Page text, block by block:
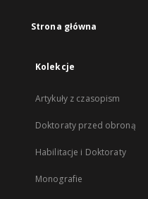
Strona główna
Kolekcje
Artykuły z czasopism
Doktoraty przed obroną
Habilitacje i Doktoraty
Monografie